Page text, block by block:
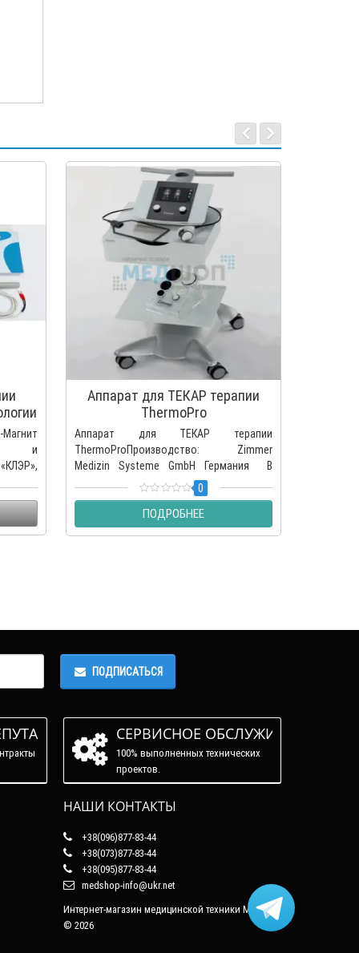
и
Аппарат для ТЕКАР терапии
ThermoPro
Аппарат для ТЕКАР терапии
ThermoProПроизводство: Zimmer
Medizin Systeme GmbH Германия В
аппарате Thermo ..
0
ПОДРОБНЕЕ
ПОДПИСАТЬСЯ
СЕРВИСНОЕ ОБСЛУЖИВАНИЕ
100% выполненных технических
проектов.
НАШИ КОНТАКТЫ
+38(096)877-83-44
+38(073)877-83-44
+38(095)877-83-44
medshop-info@ukr.net
Интернет-магазин медицинской техники Медшоп
© 2026